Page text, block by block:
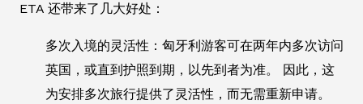
ETA 还带来了几大好处：
多次入境的灵活性：匈牙利游客可在两年内多次访问
英国，或直到护照到期，以先到者为准。 因此，这
为安排多次旅行提供了灵活性，而无需重新申请。